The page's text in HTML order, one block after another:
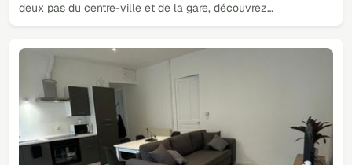
deux pas du centre-ville et de la gare, découvrez…